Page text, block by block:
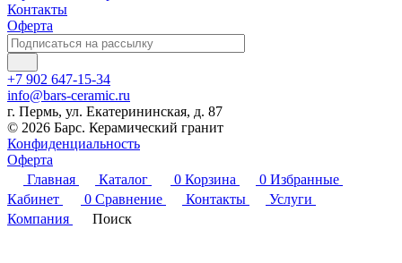
Контакты
Оферта
+7 902 647-15-34
info@bars-ceramic.ru
г. Пермь, ул. Екатерининская, д. 87
© 2026 Барс. Керамический гранит
Конфиденциальность
Оферта
Главная
Каталог 0 Корзина 0 Избранные
Кабинет
0 Сравнение Контакты
Услуги
Компания
Поиск